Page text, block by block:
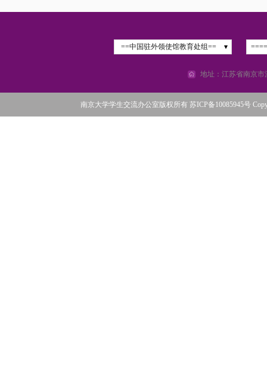
==中国驻外领使馆教育处组==
地址：江苏省南京市
南京大学学生交流办公室版权所有 苏ICP备10085945号